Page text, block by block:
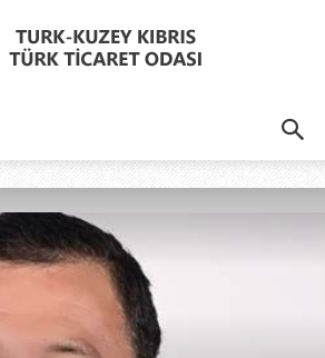
Kıbrıs
Türk